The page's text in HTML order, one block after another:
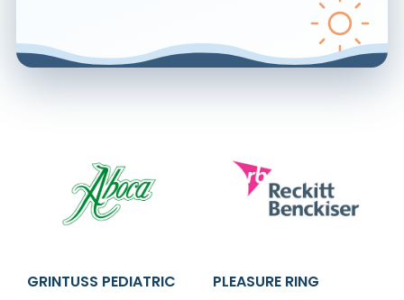
GRINTUSS PEDIATRIC
PLEASURE RING